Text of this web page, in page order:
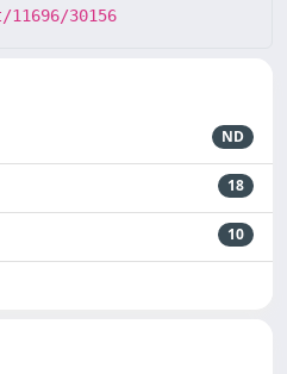
30156
ND
18
10